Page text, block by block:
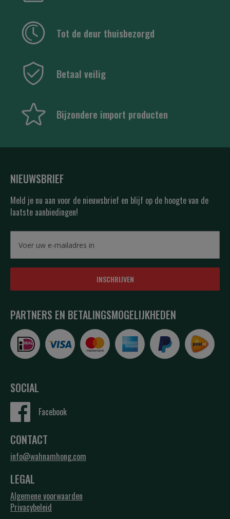
Tot de deur thuisbezorgd
Betaal veilig
Bijzondere import producten
NIEUWSBRIEF
Meld je nu aan voor de nieuwsbrief en blijf op de hoogte van de
laatste aanbiedingen!
INSCHRIJVEN
PARTNERS EN BETALINGSMOGELIJKHEDEN
SOCIAL
Facebook
CONTACT
info@wahnamhong.com
LEGAL
Algemene voorwaarden
Privacybeleid